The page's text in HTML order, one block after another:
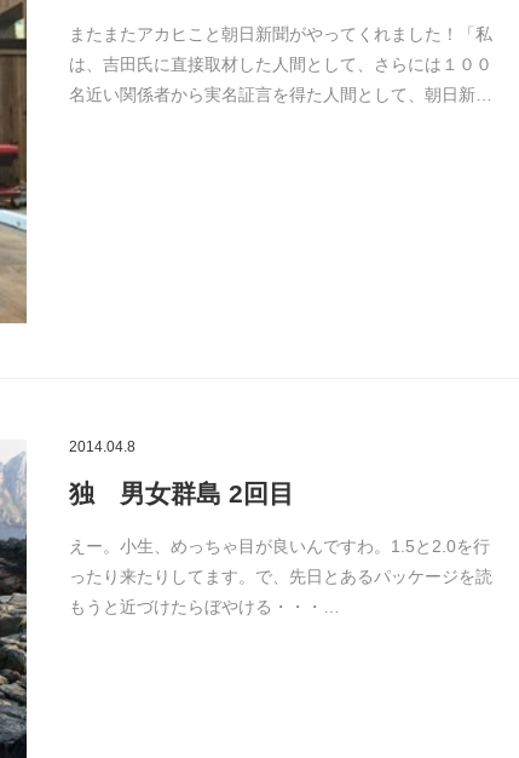
またまたアカヒこと朝日新聞がやってくれました！「私
は、吉田氏に直接取材した人間として、さらには１００
名近い関係者から実名証言を得た人間として、朝日新…
2014.04.8
独 男女群島 2回目
えー。小生、めっちゃ目が良いんですわ。1.5と2.0を行
ったり来たりしてます。で、先日とあるパッケージを読
もうと近づけたらぼやける・・・…